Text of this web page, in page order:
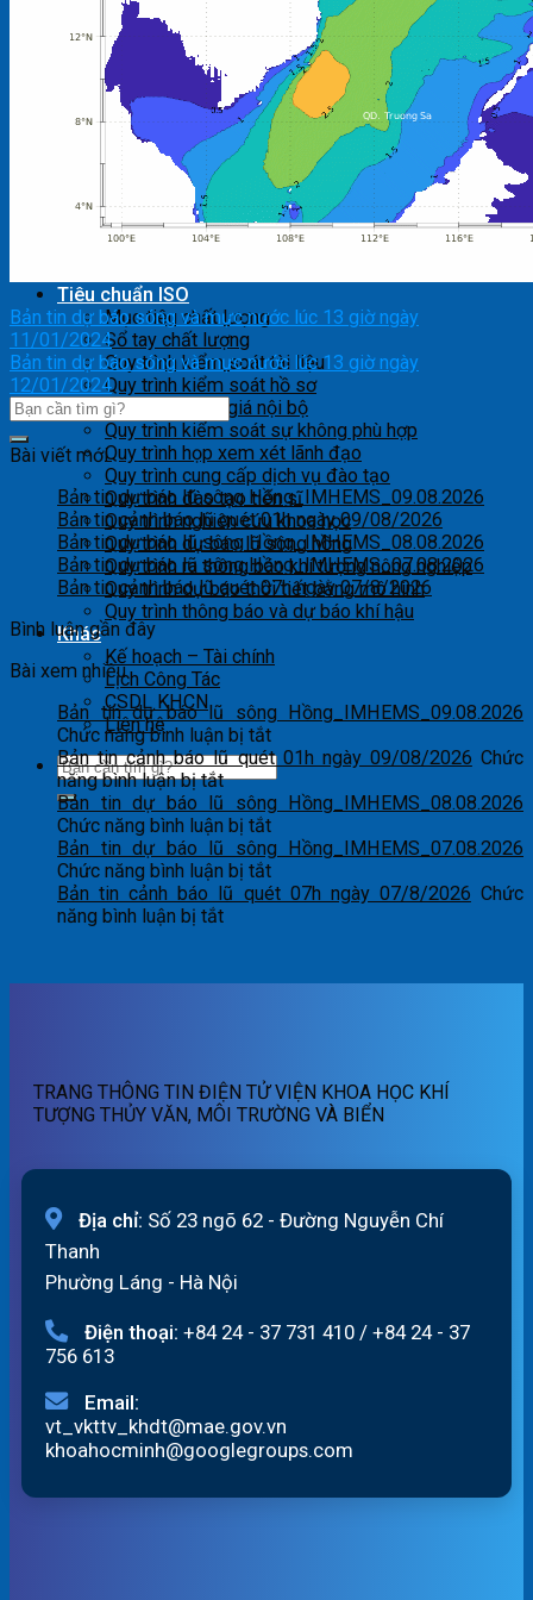
Dự báo thời tiết
Dự báo bão và xoáy thuận nhiệt đới
Kịch bản BĐKH và nước biển dâng
Thông báo và dự báo khí hậu
Giám sát, cảnh báo hạn
Thông báo khí tượng nông nghiệp
Giám sát lắng đọng axít – EANET
Dự báo thủy văn
Dự báo biển
Dự báo ô nhiễm không khí
Tiêu chuẩn ISO
Mục tiêu chất lượng
Sổ tay chất lượng
Quy trình kiểm soát tài liệu
Quy trình kiểm soát hồ sơ
Quy trình đánh giá nội bộ
Quy trình kiểm soát sự không phù hợp
Quy trình họp xem xét lãnh đạo
Quy trình cung cấp dịch vụ đào tạo
Quy trình đào tạo tiến sĩ
Quy trình nghiên cứu khoa học
Quy trình dự báo lũ sông hồng
Quy trình ra thông báo khí tượng nông nghiệp
Quy trình dự báo thời tiết bằng mô hình
Quy trình thông báo và dự báo khí hậu
Khác
Kế hoạch – Tài chính
Lịch Công Tác
CSDL KHCN
Liên hệ
Bản tin dự báo sóng và mực nước lúc 13 giờ ngày
11/01/2024
Bản tin dự báo sóng và mực nước lúc 13 giờ ngày
12/01/2024
Bài viết mới
Bản tin dự báo lũ sông Hồng_IMHEMS_09.08.2026
Bản tin cảnh báo lũ quét 01h ngày 09/08/2026
Bản tin dự báo lũ sông Hồng_IMHEMS_08.08.2026
Bản tin dự báo lũ sông Hồng_IMHEMS_07.08.2026
Bản tin cảnh báo lũ quét 07h ngày 07/8/2026
Bình luận gần đây
Bài xem nhiều
Bản tin dự báo lũ sông Hồng_IMHEMS_09.08.2026
Chức năng bình luận bị tắtở
Bản
tin
dự
báo
lũ
sông
Hồng_IMHEMS_09.08.2026
Bản tin cảnh báo lũ quét 01h ngày 09/08/2026 Chức
năng bình luận bị tắtở
Bản
tin
cảnh
báo
lũ
quét
09/08/2026
Bản tin dự báo lũ sông Hồng_IMHEMS_08.08.2026
Chức năng bình luận bị tắtở
Bản
tin
dự
Hồng_IMHEMS_08.08.2026
Bản tin dự báo lũ sông Hồng_IMHEMS_07.08.2026
Chức năng bình luận bị tắtở
Bản
lũ
Bản tin cảnh báo lũ quét 07h ngày 07/8/2026 Chức
năng bình luận bị tắtở
cảnh
ngày
07/8/2026
TRANG THÔNG TIN ĐIỆN TỬ VIỆN KHOA HỌC KHÍ
TƯỢNG THỦY VĂN, MÔI TRƯỜNG VÀ BIỂN
Địa chỉ: Số 23 ngõ 62 - Đường Nguyễn Chí
Thanh
Phường Láng - Hà Nội
Điện thoại: +84 24 - 37 731 410 / +84 24 - 37
756 613
Email:
vt_vkttv_khdt@mae.gov.vn
khoahocminh@googlegroups.com